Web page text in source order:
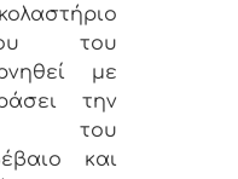
του
με
την
του
και